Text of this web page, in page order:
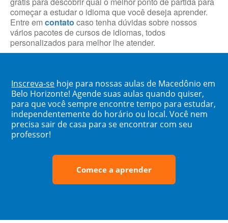
começar a estudar o idioma que você deseja aprender.
Entre em contato caso tenha dúvidas sobre nossos
vários pacotes de cursos de idiomas, todos
personalizados para melhor lhe atender.
Inscreva-se hoje para nossas aulas de Macedônio em
Belo Horizonte! Agende suas aulas quando quiser,
para que você sempre encontre tempo para estudar,
independentemente do horário ou local. Você nem
precisa sair de casa para se encontrar com seu
professor!
Comece a aprender